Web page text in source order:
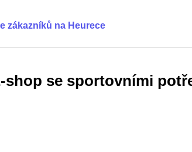
zákazníků na Heurece
shop se sportovními